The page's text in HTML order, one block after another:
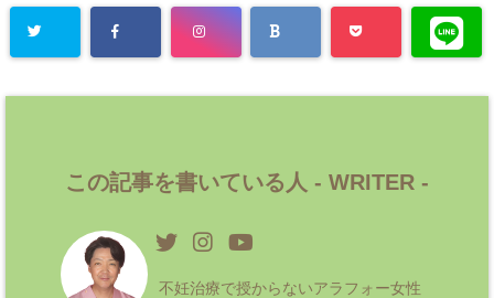
この記事を書いている人 - WRITER -
不妊治療で授からないアラフォー女性